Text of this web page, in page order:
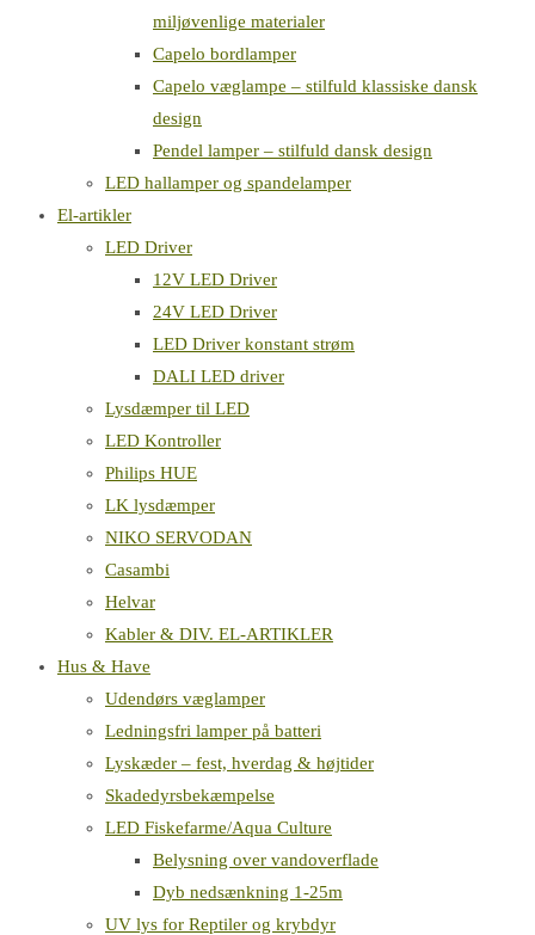
miljøvenlige materialer
Capelo bordlamper
Capelo væglampe – stilfuld klassiske dansk
design
Pendel lamper – stilfuld dansk design
LED hallamper og spandelamper
El-artikler
LED Driver
12V LED Driver
24V LED Driver
LED Driver konstant strøm
DALI LED driver
Lysdæmper til LED
LED Kontroller
Philips HUE
LK lysdæmper
NIKO SERVODAN
Casambi
Helvar
Kabler & DIV. EL-ARTIKLER
Hus & Have
Udendørs væglamper
Ledningsfri lamper på batteri
Lyskæder – fest, hverdag & højtider
Skadedyrsbekæmpelse
LED Fiskefarme/Aqua Culture
Belysning over vandoverflade
Dyb nedsænkning 1-25m
UV lys for Reptiler og krybdyr